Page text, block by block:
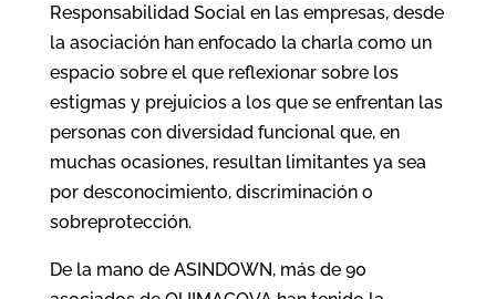
Responsabilidad Social en las empresas, desde
la asociación han enfocado la charla como un
espacio sobre el que reflexionar sobre los
estigmas y prejuicios a los que se enfrentan las
personas con diversidad funcional que, en
muchas ocasiones, resultan limitantes ya sea
por desconocimiento, discriminación o
sobreprotección.
De la mano de ASINDOWN, más de 90